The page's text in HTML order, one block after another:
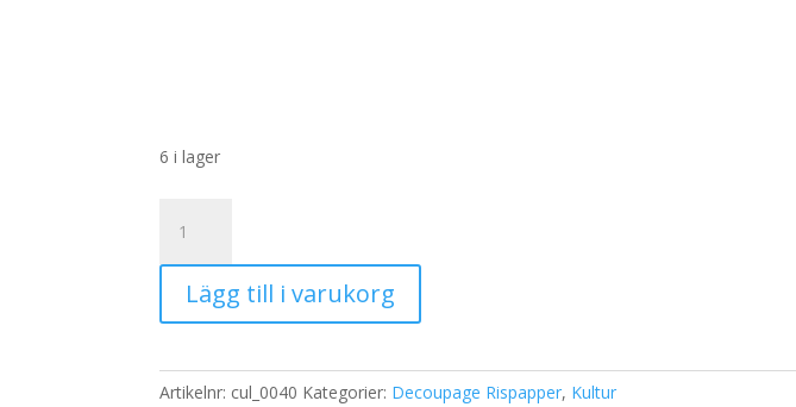
6 i lager
Storlek:
A3
32x45cm
mängd
Lägg till i varukorg
Artikelnr: cul_0040 Kategorier: Decoupage Rispapper, Kultur